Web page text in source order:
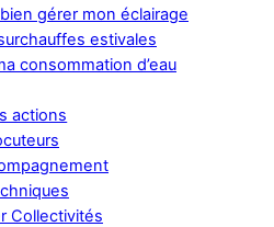
gérer mon éclairage
estivales
consommation d’eau
actions
Collectivités